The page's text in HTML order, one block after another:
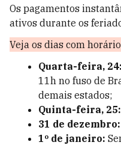
Os pagamentos
ativos durante os
Veja os dias com
Quarta-feira, 24:
11h no fuso de
demais estados;
Quinta-feira, 25:
31 de dezembro:
1º de janeiro: